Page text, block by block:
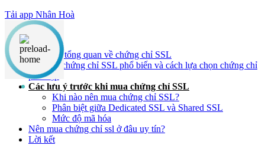
Tải app Nhân Hoà
Nội dung chính
Tìm hiểu tổng quan về chứng chỉ SSL
Các loại chứng chỉ SSL phổ biến và cách lựa chọn chứng chỉ
phù hợp
Các lưu ý trước khi mua chứng chỉ SSL
Khi nào nên mua chứng chỉ SSL?
Phân biệt giữa Dedicated SSL và Shared SSL
Mức độ mã hóa
Nên mua chứng chỉ ssl ở đâu uy tín?
Lời kết